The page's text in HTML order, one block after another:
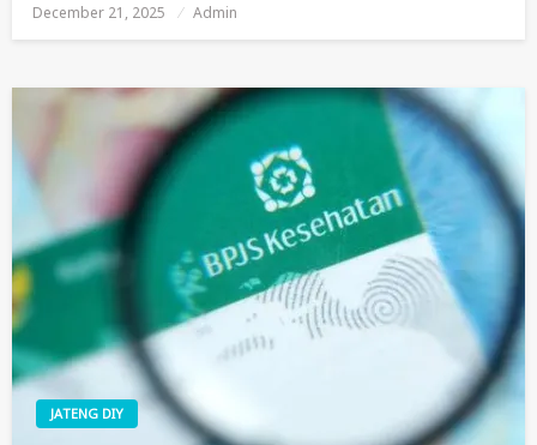
Posted
December 21, 2025 Admin
JATENG DIY